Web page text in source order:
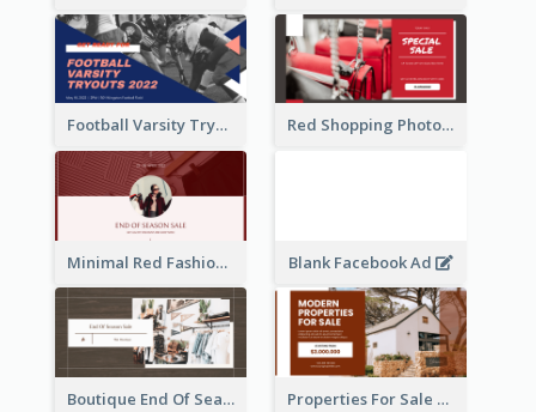
Football Varsity Tryouts Sports Facebook Ad Red Shopping Photo Special Sale Facebook Ad
Minimal Red Fashion Photo Sale Facebook Ad Blank Facebook Ad
Boutique End Of Season Sale Facebook Ad Properties For Sale Facebook Ad